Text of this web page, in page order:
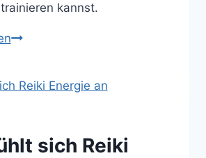
kannst.
Wie
Hellsinne
deinensich Reiki